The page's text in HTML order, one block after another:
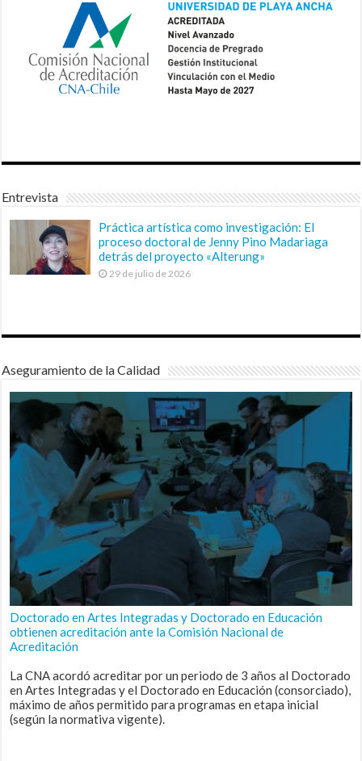
Entrevista
Práctica artística como investigación: El
proceso doctoral de Jenny Pino Madariaga
detrás del proyecto «Alterung»
29 de julio de 2026
Aseguramiento de la Calidad
Doctorado en Artes Integradas y Doctorado en Educación
obtienen acreditación ante la Comisión Nacional de
Acreditación
La CNA acordó acreditar por un periodo de 3 años al Doctorado
en Artes Integradas y el Doctorado en Educación (consorciado),
máximo de años permitido para programas en etapa inicial
(según la normativa vigente).